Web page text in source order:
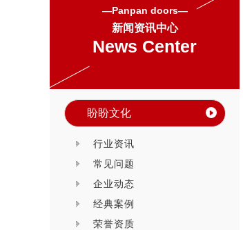
—Panpan doors—
新闻资讯中心
News Center
盼盼文化
行业资讯
常见问题
企业动态
经典案例
荣誉资质